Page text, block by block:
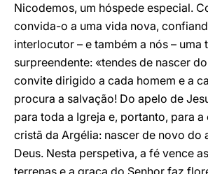
Nicodemos, um hóspede especial.
convida-o a uma vida nova,
interlocutor – e também a nós – uma
surpreendente: «tendes de nascer
convite dirigido a cada homem e a
procura a salvação! Do apelo de
para toda a Igreja e, portanto, para
cristã da Argélia: nascer de novo do
Deus. Nesta perspetiva, a fé vence
terrenas e a graça do Senhor faz